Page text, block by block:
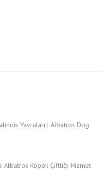
Yavruları | Albatros Dog
Albatros Köpek Çiftliği Hizmet